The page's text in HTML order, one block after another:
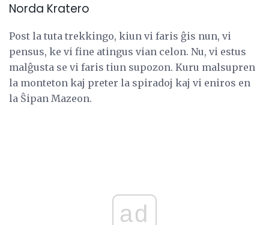
Norda Kratero
Post la tuta trekkingo, kiun vi faris ĝis nun, vi
pensus, ke vi fine atingus vian celon. Nu, vi estus
malĝusta se vi faris tiun supozon. Kuru malsupren
la monteton kaj preter la spiradoj kaj vi eniros en
la Ŝipan Mazeon.
ad